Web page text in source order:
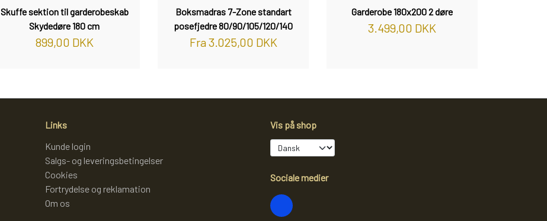
Skuffe sektion til garderobeskab
Skydedøre 180 cm
899,00 DKK
Boksmadras 7-Zone standart
posefjedre 80/90/105/120/140
Fra 3.025,00 DKK
Garderobe 180x200 2 døre
3.499,00 DKK
Links
Kunde login
Salgs- og leveringsbetingelser
Cookies
Fortrydelse og reklamation
Om os
Vis på shop
Sociale medier